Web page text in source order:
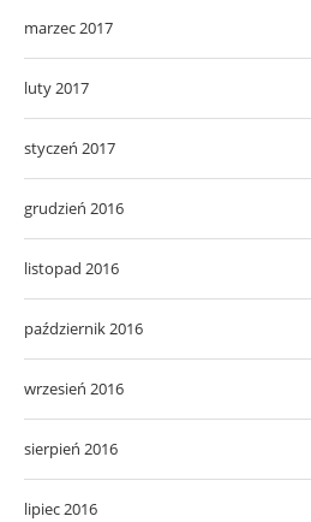
marzec 2017
luty 2017
styczeń 2017
grudzień 2016
listopad 2016
październik 2016
wrzesień 2016
sierpień 2016
lipiec 2016